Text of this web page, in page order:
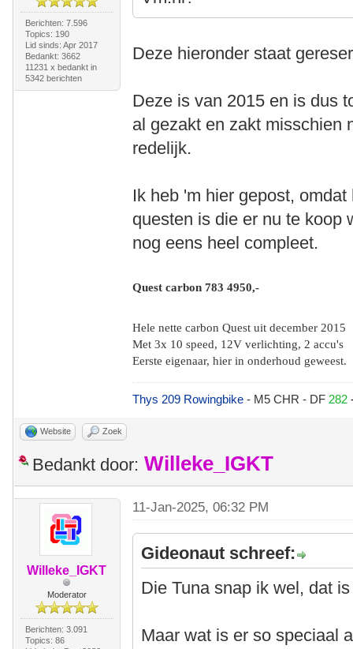
Berichten: 7.596
Topics: 190
Lid sinds: Apr 2017
Bedankt: 3662
11231 x bedankt in
5342 berichten
Deze hieronder staat
Deze is van 2015 en is dus
al gezakt en zakt misschien
redelijk.
Ik heb 'm hier gepost,
questen is die er nu te koop
nog eens heel compleet.
Quest carbon 783 4950,-
Hele nette carbon Quest uit december 2015
Met 3x 10 speed, 12V verlichting, 2 accu's
Eerste eigenaar, hier in onderhoud geweest.
Thys 209 Rowingbike- M5 CHR - DF 282
Website Zoek
Bedankt door: Willeke_IGKT
Willeke_IGKT
Moderator
Berichten: 3.091
Topics: 86
11-Jan-2025, 06:32 PM
Gideonaut schreef:
Die Tuna snap ik wel, dat
Maar wat is er so speciaal